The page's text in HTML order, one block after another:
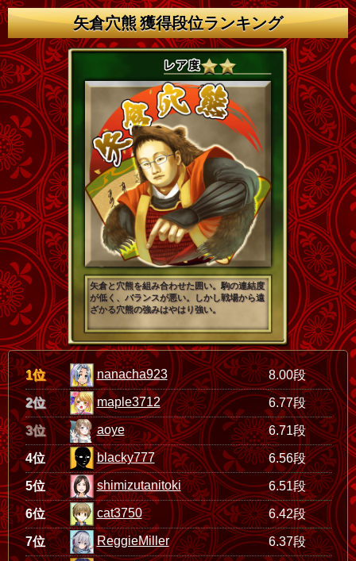
矢倉穴熊 獲得段位ランキング
矢倉と穴熊を組み合わせた囲い。駒の連結度
が低く、バランスが悪い。しかし戦場から遠
ざかる穴熊の強みはやはり強い。
1位 nanacha923 8.00段
2位 maple3712 6.77段
3位 aoye 6.71段
4位 blacky777 6.56段
5位 shimizutanitoki 6.51段
6位 cat3750 6.42段
7位 ReggieMiller 6.37段